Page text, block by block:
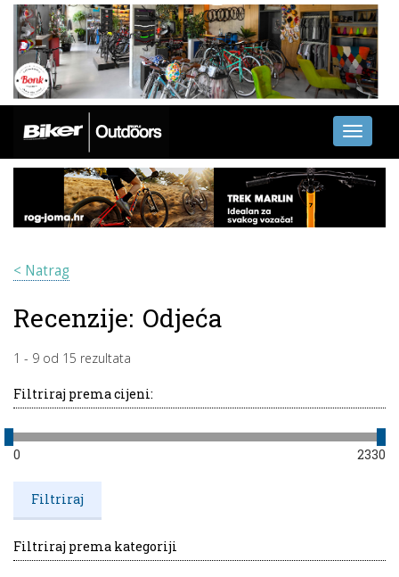
Toggle
< Natrag
Recenzije: Odjeća
1 - 9 od 15 rezultata
Filtriraj prema cijeni:
0 2330
Filtriraj prema kategoriji